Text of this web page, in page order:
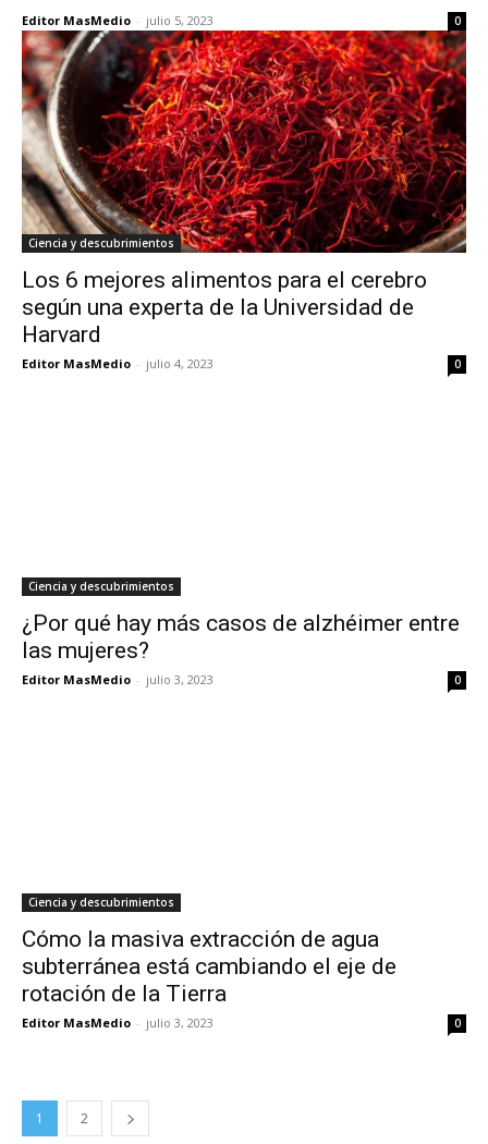
Editor MasMedio - julio 5, 2023 0
Ciencia y descubrimientos
Los 6 mejores alimentos para el cerebro
según una experta de la Universidad de
Harvard
Editor MasMedio - julio 4, 2023 0
Ciencia y descubrimientos
¿Por qué hay más casos de alzhéimer entre
las mujeres?
Editor MasMedio - julio 3, 2023 0
Ciencia y descubrimientos
Cómo la masiva extracción de agua
subterránea está cambiando el eje de
rotación de la Tierra
Editor MasMedio - julio 3, 2023 0
1 2